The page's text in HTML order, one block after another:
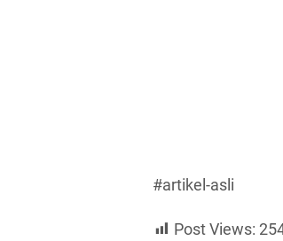
#artikel-asli
Post Views: